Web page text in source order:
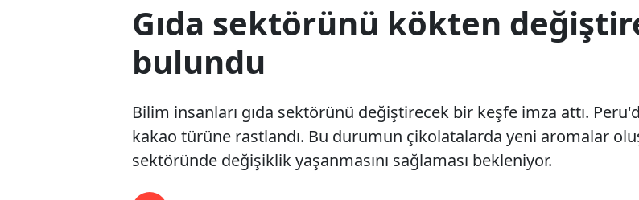
Gıda sektörünü kökten
bulundu
Bilim insanları gıda sektörünü değiştirecek bir keşfe imza attı.
kakao türüne rastlandı. Bu durumun çikolatalarda yeni aromalar
sektöründe değişiklik yaşanmasını sağlaması bekleniyor.